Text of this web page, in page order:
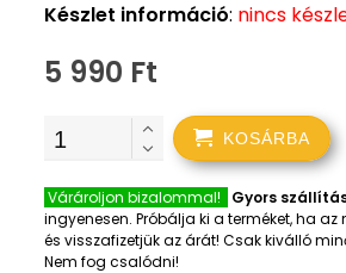
Készlet információ: nincs
5 990 Ft
KOSÁRBA
Várároljon bizalommal! Gyors
ingyenesen. Próbálja ki a terméket, ha az
és visszafizetjük az árát! Csak kiválló
Nem fog csalódni!